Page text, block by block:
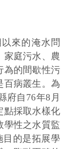
來的淹水問
家庭污水、農
為的間歇性污
百病叢生。為
府自76年8月
點採取水樣化
學性之水質監
目的是拓展學